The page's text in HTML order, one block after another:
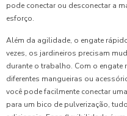
pode conectar ou desconectar a
esforço.
Além da agilidade, o engate
vezes, os jardineiros precisam
durante o trabalho. Com o engate
diferentes mangueiras ou
você pode facilmente conectar
para um bico de pulverização,